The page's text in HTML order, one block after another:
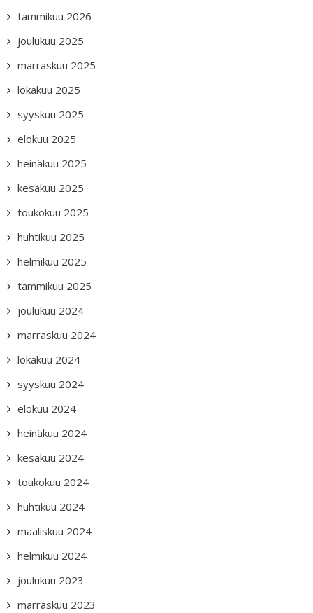
tammikuu 2026
joulukuu 2025
marraskuu 2025
lokakuu 2025
syyskuu 2025
elokuu 2025
heinäkuu 2025
kesäkuu 2025
toukokuu 2025
huhtikuu 2025
helmikuu 2025
tammikuu 2025
joulukuu 2024
marraskuu 2024
lokakuu 2024
syyskuu 2024
elokuu 2024
heinäkuu 2024
kesäkuu 2024
toukokuu 2024
huhtikuu 2024
maaliskuu 2024
helmikuu 2024
joulukuu 2023
marraskuu 2023